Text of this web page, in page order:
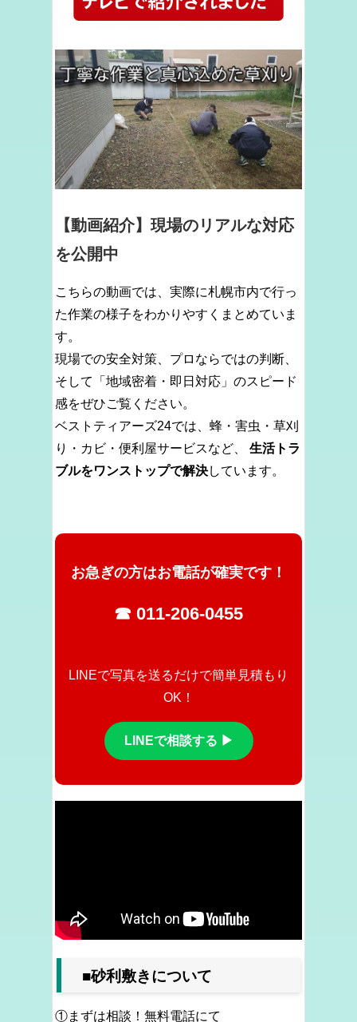
【動画紹介】現場のリアルな対応
を公開中
こちらの動画では、実際に札幌市内で行っ
た作業の様子をわかりやすくまとめていま
す。
現場での安全対策、プロならではの判断、
そして「地域密着・即日対応」のスピード
感をぜひご覧ください。
ベストティアーズ24では、蜂・害虫・草刈
り・カビ・便利屋サービスなど、 生活トラ
ブルをワンストップで解決しています。
お急ぎの方はお電話が確実です！
☎ 011-206-0455
LINEで写真を送るだけで簡単見積もり
OK！
LINEで相談する ▶
■砂利敷きについて
①まずは相談！無料電話にて